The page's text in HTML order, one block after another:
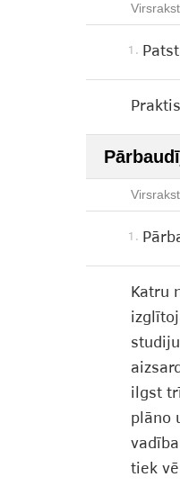
1.
1.
Katru
ilgst
plāno
tiek